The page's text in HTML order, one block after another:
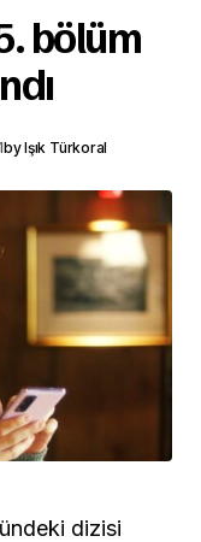
bölüm
byIşık Türkoral
dizisi